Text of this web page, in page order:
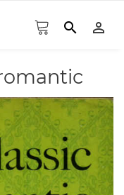
search person_outline